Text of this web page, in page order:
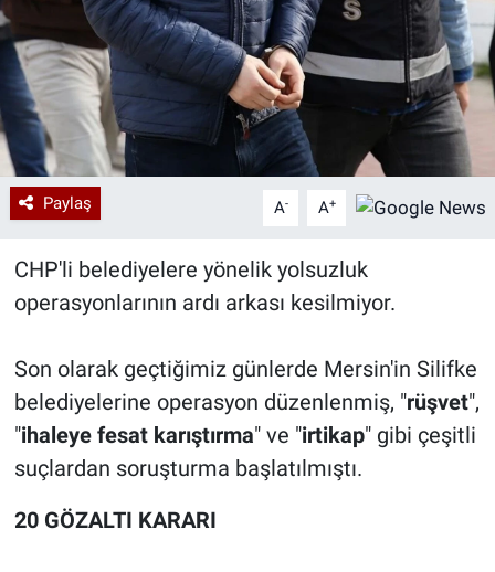
Paylaş A- A+
CHP'li belediyelere yönelik yolsuzluk
operasyonlarının ardı arkası kesilmiyor.
Son olarak geçtiğimiz günlerde Mersin'in Silifke
belediyelerine operasyon düzenlenmiş, "rüşvet",
"ihaleye fesat karıştırma" ve "irtikap" gibi çeşitli
suçlardan soruşturma başlatılmıştı.
20 GÖZALTI KARARI
Sağlık
Teknoloji
Ramazan